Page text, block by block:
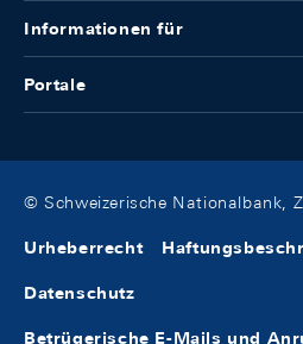
Informationen für
Portale
© Schweizerische Nationalbank,
Urheberrecht
Datenschutz
Betrügerische E-Mails und